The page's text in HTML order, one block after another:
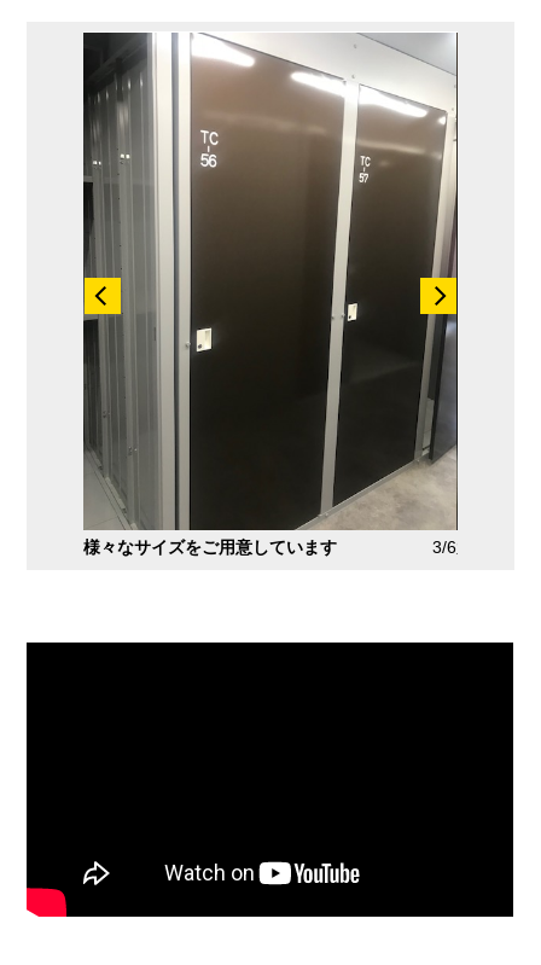
2/6様々なサイズをご用意しています 3/6